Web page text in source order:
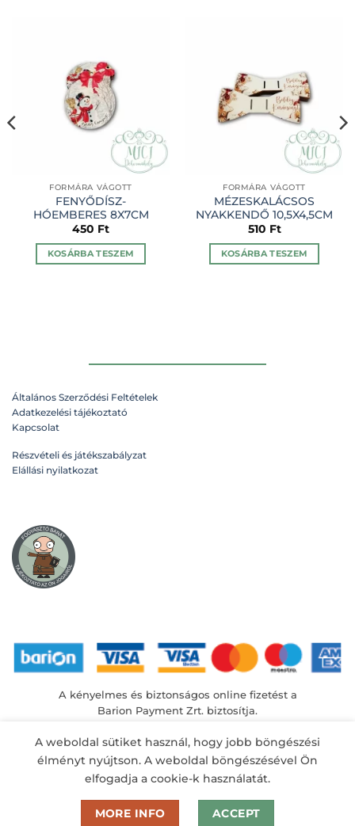
FORMÁRA VÁGOTT
FENYŐDÍSZ-
HÓEMBERES 8X7CM
450 Ft
KOSÁRBA TESZEM
FORMÁRA VÁGOTT
MÉZESKALÁCSOS
NYAKKENDŐ 10,5X4,5CM
510 Ft
KOSÁRBA TESZEM
Általános Szerződési Feltételek
Adatkezelési tájékoztató
Kapcsolat
Részvételi és játékszabályzat
Elállási nyilatkozat
A kényelmes és biztonságos online fizetést a
Barion Payment Zrt. biztosítja.
A weboldal sütiket használ, hogy jobb böngészési
élményt nyújtson. A weboldal böngészésével Ön
elfogadja a cookie-k használatát.
MORE INFO ACCEPT